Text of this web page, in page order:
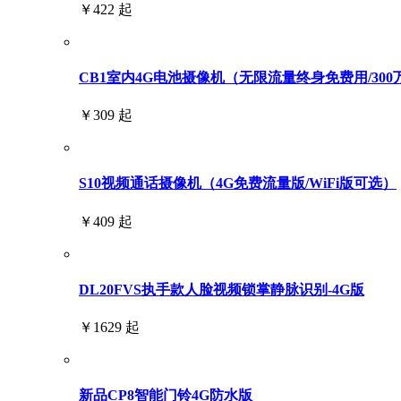
￥422 起
CB1室内4G电池摄像机（无限流量终身免费用/300
￥309 起
S10视频通话摄像机（4G免费流量版/WiFi版可选）
￥409 起
DL20FVS执手款人脸视频锁掌静脉识别-4G版
￥1629 起
新品CP8智能门铃4G防水版